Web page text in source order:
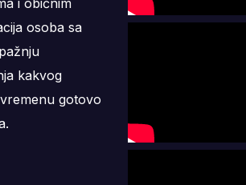
i običnim
osoba sa
kakvog
gotovo